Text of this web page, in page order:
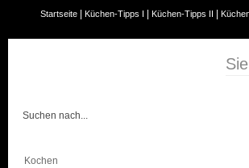
Startseite Küchen-Tipps I Küchen-Tipps II
Kochen